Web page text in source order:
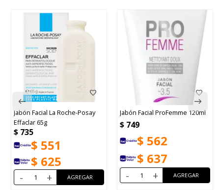
Posay Jabón Facial ProFemme 120ml
- +
Gel de Limpieza
- +